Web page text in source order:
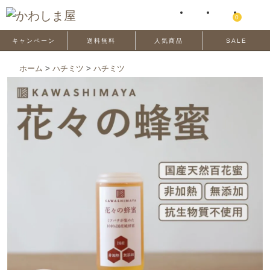
0
キャンペーン 送料無料 人気商品 SALE
ホーム > ハチミツ > ハチミツ